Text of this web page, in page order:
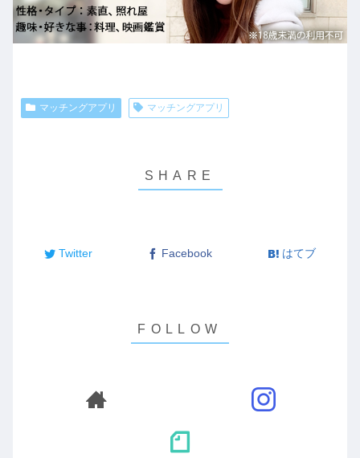
マッチングアプリ マッチングアプリ
Twitter Facebook はてブ